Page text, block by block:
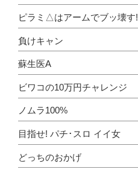
ピラミ△はアームでブッ壊す!
負けキャン
蘇生医A
ビワコの10万円チャレンジ
ノムラ100%
目指せ! パチ･スロ イイ女
どっちのおかげ